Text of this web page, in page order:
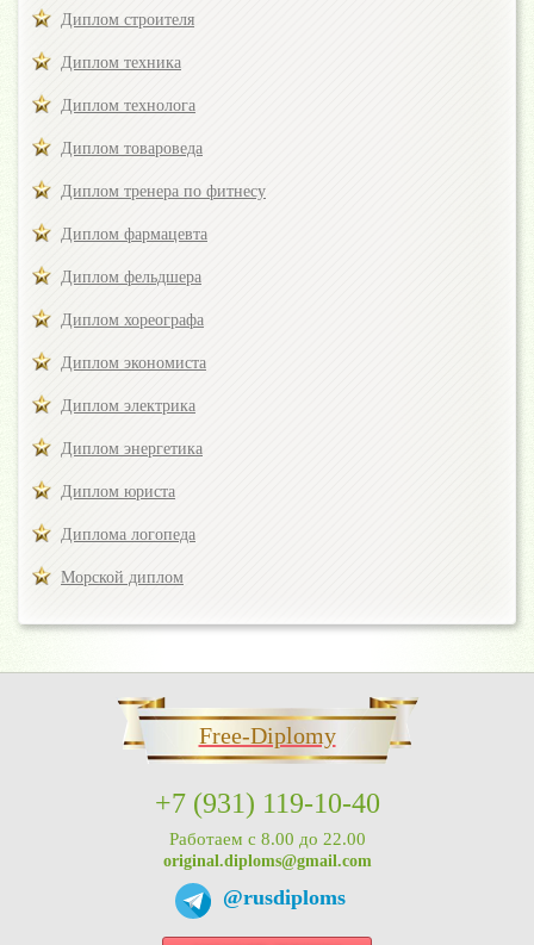
Диплом строителя
Диплом техника
Диплом технолога
Диплом товароведа
Диплом тренера по фитнесу
Диплом фармацевта
Диплом фельдшера
Диплом хореографа
Диплом экономиста
Диплом электрика
Диплом энергетика
Диплом юриста
Диплома логопеда
Морской диплом
Free-Diplomy
+7 (931) 119-10-40
Работаем с 8.00 до 22.00
original.diploms@gmail.com
@rusdiploms